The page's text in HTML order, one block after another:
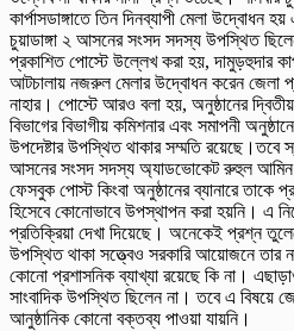
কার্পাসডাঙ্গাতে তিন দিনব্যাপী মেলা উদ্বোধন
চুয়াডাঙ্গা ২ আসনের সংসদ সদস্য উপস্থিত
প্রকাশিত পোস্টে উল্লেখ করা হয়, দামুড়হুদার
আটচালায় নজরুল মেলার উদ্বোধন করেন জেলা
নাহার। পোস্টে আরও বলা হয়, অনুষ্ঠানের
বিভাগের বিভাগীয় কমিশনার এবং সমাপনী
উপদেষ্টার উপস্থিত থাকার সম্মতি রয়েছে।তবে
আসনের সংসদ সদস্য অ্যাডভোকেট রুহুল আমিন
ফেসবুক পোস্ট কিংবা অনুষ্ঠানের ব্যানারে তাকে
হিসেবে কোনোভাবে উপস্থাপন করা হয়নি। এ
প্রতিক্রিয়া দেখা দিয়েছে। অনেকেই প্রশ্ন
উপস্থিত থাকা সত্ত্বেও সরকারি আয়োজনে তার
কোনো প্রশাসনিক ব্যাখ্যা রয়েছে কি না।
সাংবাদিক উপস্থিত ছিলেন না। তবে এ বিষয়ে
আনুষ্ঠানিক কোনো বক্তব্য পাওয়া যায়নি।